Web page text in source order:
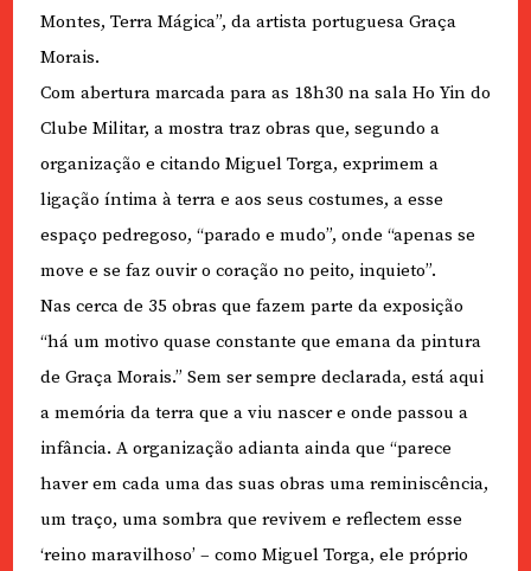
Montes, Terra Mágica”, da artista portuguesa Graça
Morais.
Com abertura marcada para as 18h30 na sala Ho Yin do
Clube Militar, a mostra traz obras que, segundo a
organização e citando Miguel Torga, exprimem a
ligação íntima à terra e aos seus costumes, a esse
espaço pedregoso, “parado e mudo”, onde “apenas se
move e se faz ouvir o coração no peito, inquieto”.
Nas cerca de 35 obras que fazem parte da exposição
“há um motivo quase constante que emana da pintura
de Graça Morais.” Sem ser sempre declarada, está aqui
a memória da terra que a viu nascer e onde passou a
infância. A organização adianta ainda que “parece
haver em cada uma das suas obras uma reminiscência,
um traço, uma sombra que revivem e reflectem esse
‘reino maravilhoso’ – como Miguel Torga, ele próprio